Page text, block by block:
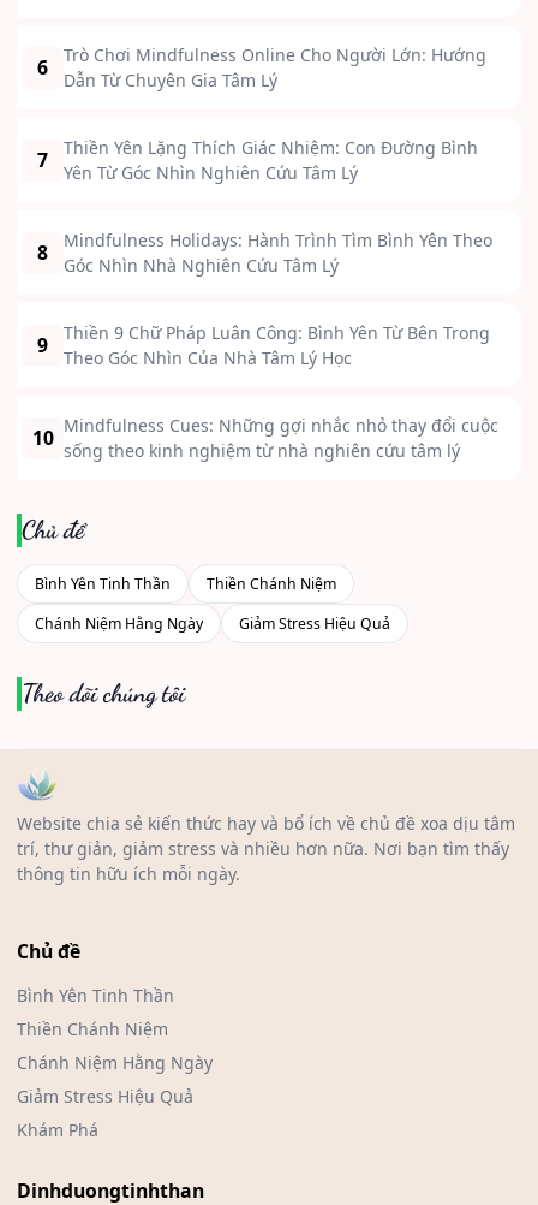
6
Trò Chơi Mindfulness Online Cho Người Lớn: Hướng
Dẫn Từ Chuyên Gia Tâm Lý
7
Thiền Yên Lặng Thích Giác Nhiệm: Con Đường Bình
Yên Từ Góc Nhìn Nghiên Cứu Tâm Lý
8
Mindfulness Holidays: Hành Trình Tìm Bình Yên Theo
Góc Nhìn Nhà Nghiên Cứu Tâm Lý
9
Thiền 9 Chữ Pháp Luân Công: Bình Yên Từ Bên Trong
Theo Góc Nhìn Của Nhà Tâm Lý Học
10 Mindfulness Cues: Những gợi nhắc nhỏ thay đổi cuộc
sống theo kinh nghiệm từ nhà nghiên cứu tâm lý
Chủ đề
Bình Yên Tinh Thần
Thiền Chánh Niệm
Chánh Niệm Hằng Ngày
Giảm Stress Hiệu Quả
Theo dõi chúng tôi
Website chia sẻ kiến thức hay và bổ ích về chủ đề xoa dịu tâm
trí, thư giản, giảm stress và nhiều hơn nữa. Nơi bạn tìm thấy
thông tin hữu ích mỗi ngày.
Chủ đề
Bình Yên Tinh Thần
Thiền Chánh Niệm
Chánh Niệm Hằng Ngày
Giảm Stress Hiệu Quả
Khám Phá
Dinhduongtinhthan